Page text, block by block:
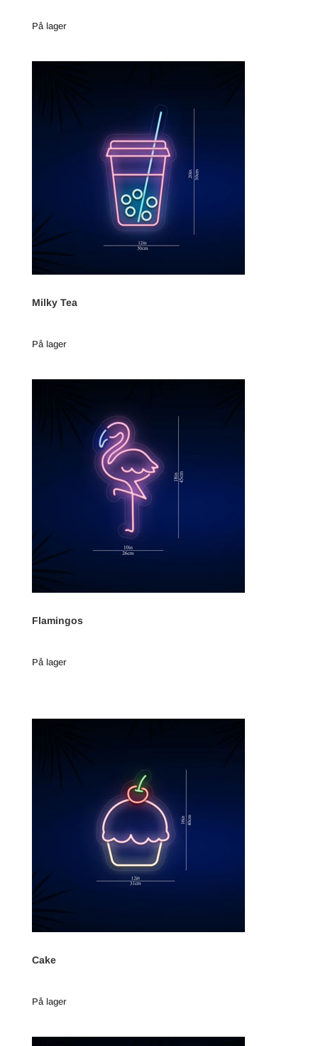
På lager
Milky Tea
På lager
Flamingos
På lager
Cake
På lager